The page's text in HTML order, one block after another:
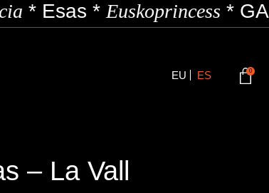
*Esas*Euskoprincess*
EU ES 0
– La Vall